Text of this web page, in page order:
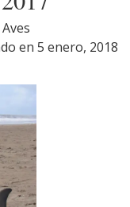
Aves
en 5 enero, 2018